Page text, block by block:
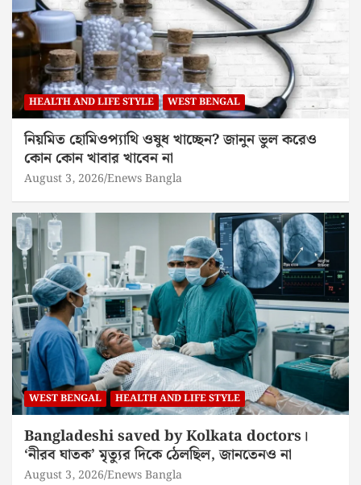
HEALTH AND LIFE STYLE WEST BENGAL
নিয়মিত হোমিওপ্যাথি ওষুধ খাচ্ছেন? জানুন ভুল করেও
কোন কোন খাবার খাবেন না
August 3, 2026 Enews Bangla
WEST BENGAL HEALTH AND LIFE STYLE
Bangladeshi saved by Kolkata doctors।
‘নীরব ঘাতক’ মৃত্যুর দিকে ঠেলছিল, জানতেনও না
August 3, 2026 Enews Bangla